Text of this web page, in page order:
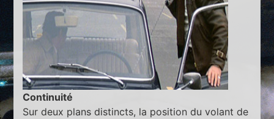
Continuité
Sur deux plans distincts, la position du volant de